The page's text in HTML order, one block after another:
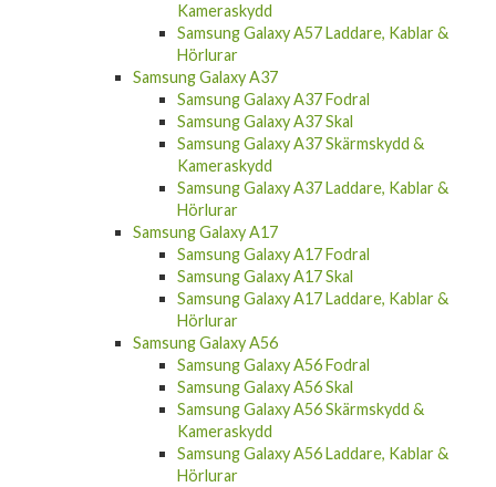
Kameraskydd
Samsung Galaxy A57 Laddare, Kablar &
Hörlurar
Samsung Galaxy A37
Samsung Galaxy A37 Fodral
Samsung Galaxy A37 Skal
Samsung Galaxy A37 Skärmskydd &
Kameraskydd
Samsung Galaxy A37 Laddare, Kablar &
Hörlurar
Samsung Galaxy A17
Samsung Galaxy A17 Fodral
Samsung Galaxy A17 Skal
Samsung Galaxy A17 Laddare, Kablar &
Hörlurar
Samsung Galaxy A56
Samsung Galaxy A56 Fodral
Samsung Galaxy A56 Skal
Samsung Galaxy A56 Skärmskydd &
Kameraskydd
Samsung Galaxy A56 Laddare, Kablar &
Hörlurar